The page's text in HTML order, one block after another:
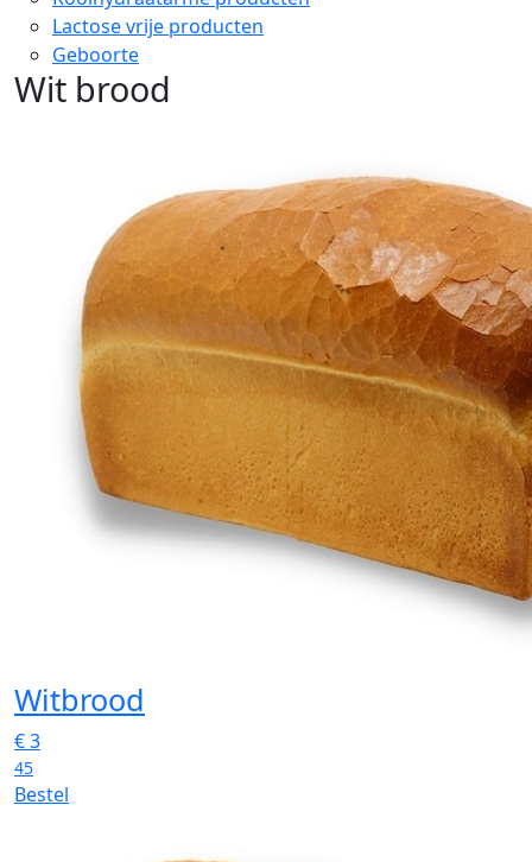
Lactose vrije producten
Geboorte
Wit brood
Witbrood
€3
45
Bestel